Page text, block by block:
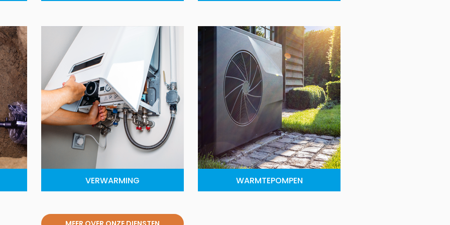
VERWARMING WARMTEPOMPEN